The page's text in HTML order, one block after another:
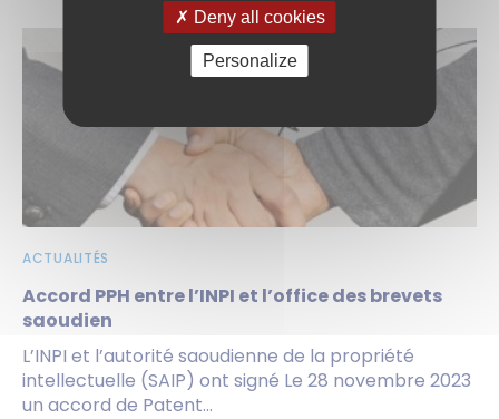
ACTUALITÉS
Accord PPH entre l’INPI et l’office des brevets
saoudien
L’INPI et l’autorité saoudienne de la propriété
intellectuelle (SAIP) ont signé Le 28 novembre 2023
un accord de Patent...
Deny all cookies
Personalize